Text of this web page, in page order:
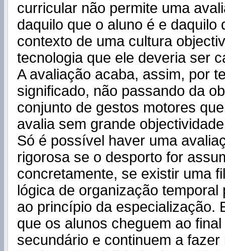
curricular não permite uma
daquilo que o aluno é e daquilo
contexto de uma cultura
tecnologia que ele deveria ser
A avaliação acaba, assim, por
significado, não passando da
conjunto de gestos motores
avalia sem grande
Só é possível haver uma
rigorosa se o desporto for
concretamente, se existir uma
lógica de organização temporal
ao princípio da especialização.
que os alunos cheguem ao
secundário e continuem a